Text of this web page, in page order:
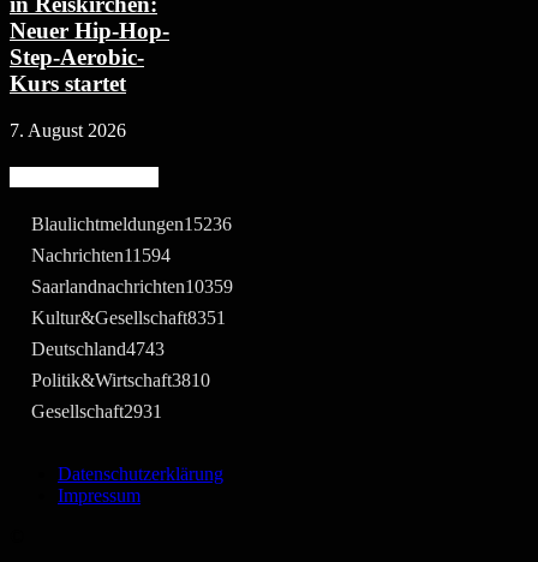
Neuer Hip-Hop-
Step-Aerobic-
Kurs startet
7. August 2026
Blaulichtmeldungen15236
Nachrichten11594
Saarlandnachrichten10359
Kultur&Gesellschaft8351
Deutschland4743
Politik&Wirtschaft3810
Gesellschaft2931
Datenschutzerklärung
Impressum